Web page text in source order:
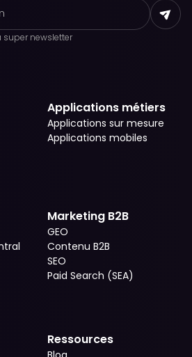
super newsletter
Applications métiers
Applications sur mesure
Applications mobiles
Marketing B2B
GEO
Contenu B2B
SEO
Paid Search (SEA)
Ressources